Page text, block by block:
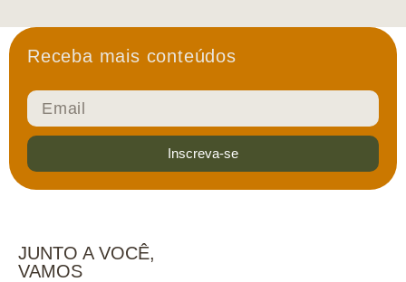
Receba mais conteúdos
Inscreva-se
JUNTO A VOCÊ,
VAMOS